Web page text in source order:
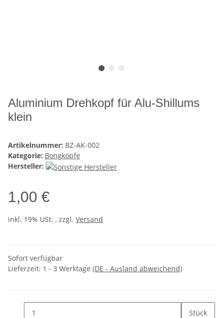
Aluminium Drehkopf für Alu-Shillums
klein
Artikelnummer: BZ-AK-002
Kategorie: Bongköpfe
Hersteller:
1,00 €
inkl. 19% USt. , zzgl. Versand
Sofort verfügbar
Lieferzeit: 1 - 3 Werktage (DE - Ausland abweichend)
Stück